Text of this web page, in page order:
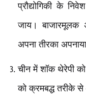
प्रौद्योगिकी के
जाय। बाजारमूलक
अपना तीरका
चीन में शॉक थेरेपी को
को क्रमबद्ध तरीके